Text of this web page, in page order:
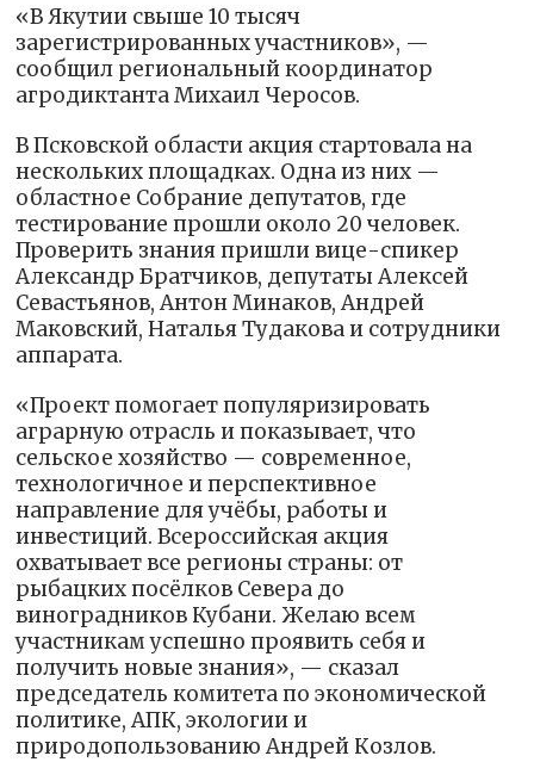
«В Якутии свыше 10 тысяч
зарегистрированных участников», —
сообщил региональный координатор
агродиктанта Михаил Черосов.
В Псковской области акция стартовала на
нескольких площадках. Одна из них —
областное Собрание депутатов, где
тестирование прошли около 20 человек.
Проверить знания пришли вице-спикер
Александр Братчиков, депутаты Алексей
Севастьянов, Антон Минаков, Андрей
Маковский, Наталья Тудакова и сотрудники
аппарата.
«Проект помогает популяризировать
аграрную отрасль и показывает, что
сельское хозяйство — современное,
технологичное и перспективное
направление для учёбы, работы и
инвестиций. Всероссийская акция
охватывает все регионы страны: от
рыбацких посёлков Севера до
виноградников Кубани. Желаю всем
участникам успешно проявить себя и
получить новые знания», — сказал
председатель комитета по экономической
политике, АПК, экологии и
природопользованию Андрей Козлов.